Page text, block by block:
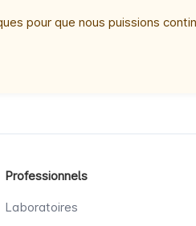
pour que nous puissions
Professionnels
Laboratoires